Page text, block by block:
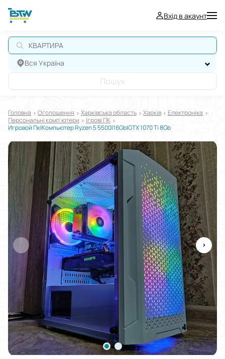
Вхід в акаунт
КВАРТИРА
Вся Україна
Пошук
Головна Оголошення Харківська область Харків
Електроніка
Персональні комп'ютери
Ігрові ПК
Игровой Пк|Компьютер Ryzen 5 5500|16Gb|GTX 1070 Ti 8Gb